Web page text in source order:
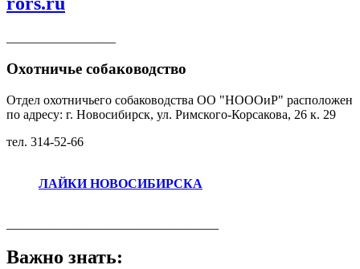
Охотничье собаководство
Отдел охотничьего собаководства ОО "НОООиР" расположен
по адресу: г. Новосибирск, ул. Римского-Корсакова, 26 к. 29
тел. 314-52-66
ЛАЙКИ НОВОСИБИРСКА
Важно знать: